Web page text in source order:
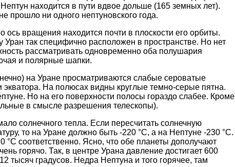
находится в пути вдвое дольше (165 земных лет).
прошло ни одного нептуновского года.
ось вращения находится почти в плоскости его орбиты.
так специфично расположен в пространстве. Но нет
рассматривать одновременно оба полушария
и полярные шапки.
на Уране просматриваются слабые сероватые
На полюсах видны круглые темно-серые пятна.
Но на его поверхности полосы гораздо слабее. Кроме
в смысле разрешения телескопы).
солнечного тепла. Если пересчитать солнечную
то на Уране должно быть -220 °C, а на Нептуне -230 °C.
соответственно. Ясно, что обе планеты дополучают
горячо. Так, в центре Урана давление достигает 600
тысяч градусов. Недра Нептуна и того горячее, там